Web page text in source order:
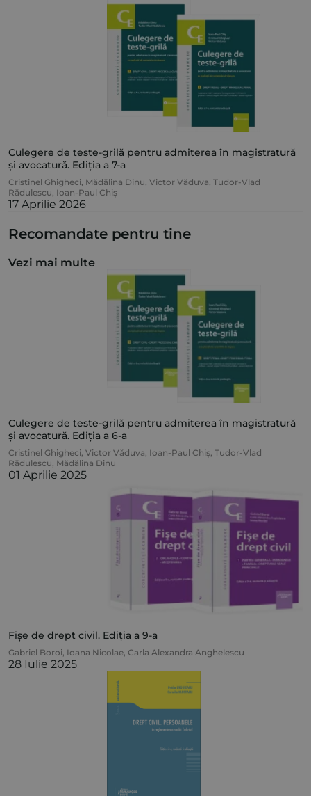
Culegere de teste-grilă pentru admiterea în magistratură
și avocatură. Ediția a 7-a
Cristinel Ghigheci, Mădălina Dinu, Victor Văduva, Tudor-Vlad
Rădulescu, Ioan-Paul Chiș
17 Aprilie 2026
Recomandate pentru tine
Vezi mai multe
Culegere de teste-grilă pentru admiterea în magistratură
și avocatură. Ediția a 6-a
Cristinel Ghigheci, Victor Văduva, Ioan-Paul Chiș, Tudor-Vlad
Rădulescu, Mădălina Dinu
01 Aprilie 2025
Fișe de drept civil. Ediția a 9-a
Gabriel Boroi, Ioana Nicolae, Carla Alexandra Anghelescu
28 Iulie 2025